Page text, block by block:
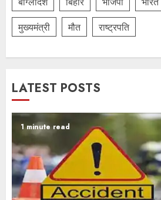
मुख्यमंत्री
मौत राष्ट्रपति
LATEST POSTS
1 minute read